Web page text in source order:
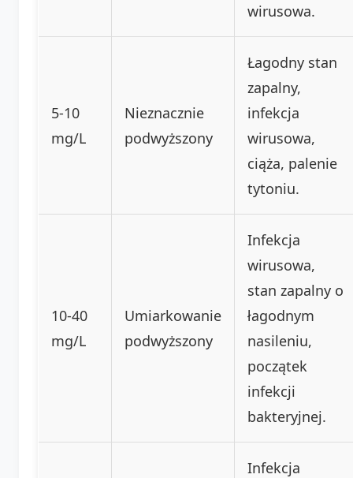
wirusowa.
5-10
mg/L
Nieznacznie
podwyższony
Łagodny stan
zapalny,
infekcja
wirusowa,
ciąża, palenie
tytoniu.
10-40
mg/L
Umiarkowanie
podwyższony
Infekcja
wirusowa,
stan zapalny o
łagodnym
nasileniu,
początek
infekcji
bakteryjnej.
Infekcja